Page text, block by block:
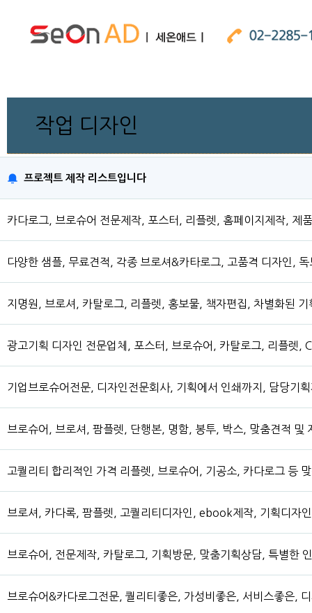
작업 디자인
프로젝트 제작 리스트입니다
카다로그, 브로슈어 전문제작, 포스터, 리플렛, 홈페이지제작, 제
다양한 샘플, 무료견적, 각종 브로셔&카타로그, 고품격 디자인, 독
지명원, 브로셔, 카탈로그, 리플렛, 홍보물, 책자편집, 차별화된 기
광고기획 디자인 전문업체, 포스터, 브로슈어, 카탈로그, 리플렛,
기업브로슈어전문, 디자인전문회사, 기획에서 인쇄까지, 담당기
브로슈어, 브로셔, 팜플렛, 단행본, 명함, 봉투, 박스, 맞춤견적 및
고퀄리티 합리적인 가격 리플렛, 브로슈어, 기공소, 카다로그 등
브로셔, 카다록, 팜플렛, 고퀄리티디자인, ebook제작, 기획디자
브로슈어, 전문제작, 카탈로그, 기획방문, 맞춤기획상담, 특별한
브로슈어&카다로그전문, 퀄리티좋은, 가성비좋은, 서비스좋은,